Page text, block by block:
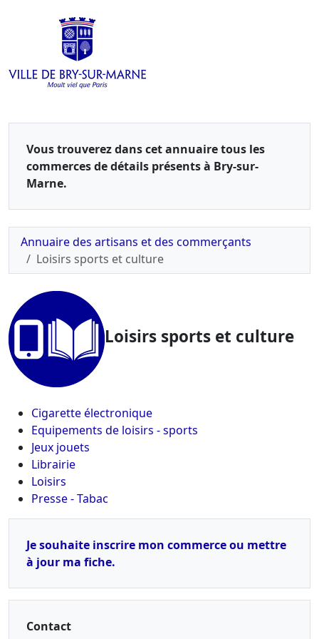
Vous trouverez dans cet annuaire tous les
commerces de détails présents à Bry-sur-
Marne.
Annuaire des artisans et des commerçants
Loisirs sports et culture
Loisirs sports et culture
Cigarette électronique
Equipements de loisirs - sports
Jeux jouets
Librairie
Loisirs
Presse - Tabac
Je souhaite inscrire mon commerce ou mettre
à jour ma fiche.
Contact